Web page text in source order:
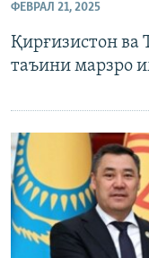
ФЕВРАЛ 21, 2025
Қирғизистон ва
таъини марзро